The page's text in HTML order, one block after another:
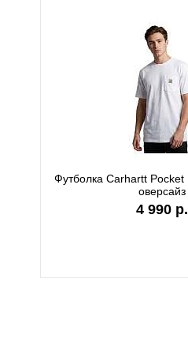
Футболка Carhartt
оверсайз
4 990 р.